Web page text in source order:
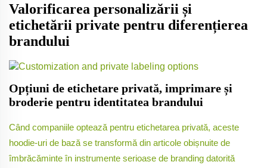
Valorificarea personalizării și
etichetării private pentru diferențierea
brandului
Opțiuni de etichetare privată, imprimare și
broderie pentru identitatea brandului
Când companiile optează pentru etichetarea privată, aceste
hoodie-uri de bază se transformă din articole obișnuite de
îmbrăcăminte în instrumente serioase de branding datorită